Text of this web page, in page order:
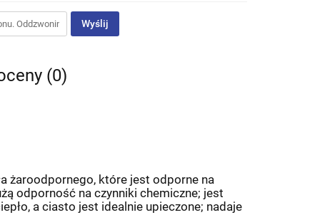
Wyślij
(0)
żaroodpornego, które jest odporne na
odporność na czynniki chemiczne; jest
a ciasto jest idealnie upieczone; nadaje